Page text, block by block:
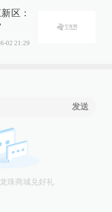
区：
02 21:29
发送
珠商城兑好礼